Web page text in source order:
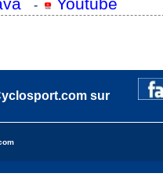
- Youtube
sur